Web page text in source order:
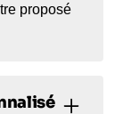
proposé